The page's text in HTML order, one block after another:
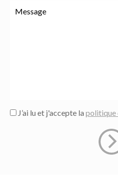
J’ai lu et j'accepte la politique